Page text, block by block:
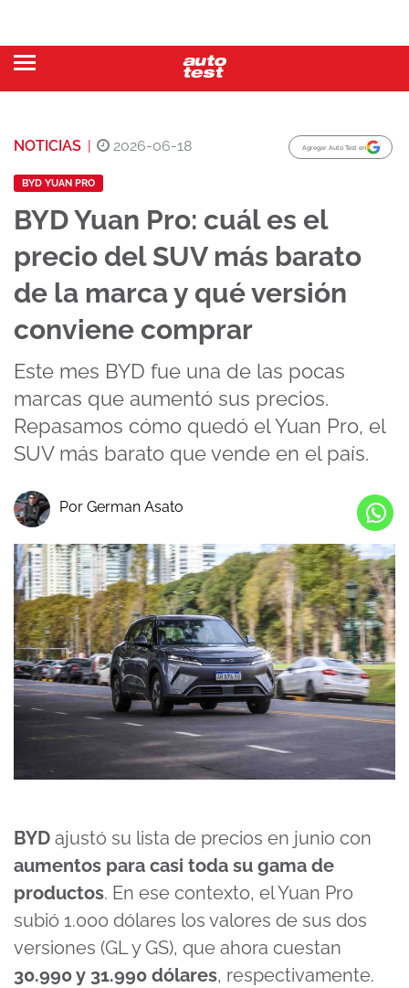
NOTICIAS | 2026-06-18 Agregar Auto Test en
BYD YUAN PRO
BYD Yuan Pro: cuál es el
precio del SUV más barato
de la marca y qué versión
conviene comprar
Este mes BYD fue una de las pocas
marcas que aumentó sus precios.
Repasamos cómo quedó el Yuan Pro, el
SUV más barato que vende en el país.
Por German Asato
BYD ajustó su lista de precios en junio con
aumentos para casi toda su gama de
productos. En ese contexto, el Yuan Pro
subió 1.000 dólares los valores de sus dos
versiones (GL y GS), que ahora cuestan
30.990 y 31.990 dólares, respectivamente.